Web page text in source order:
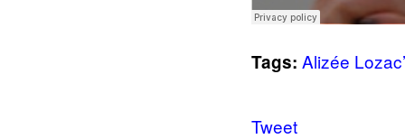
Tags: Alizée
Tweet